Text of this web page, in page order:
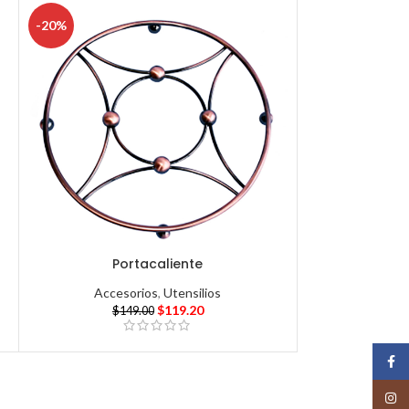
-20%
Portacaliente
Accesorios,Utensilios
$149.00 $119.20